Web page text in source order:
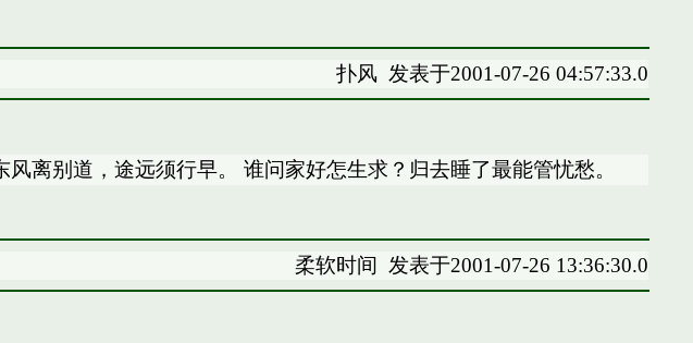
扑风发表于2001-07-26 04:57:33.0
离别道，途远须行早。 谁问家好怎生求？归去睡了最能管忧愁。
柔软时间 发表于2001-07-26 13:36:30.0